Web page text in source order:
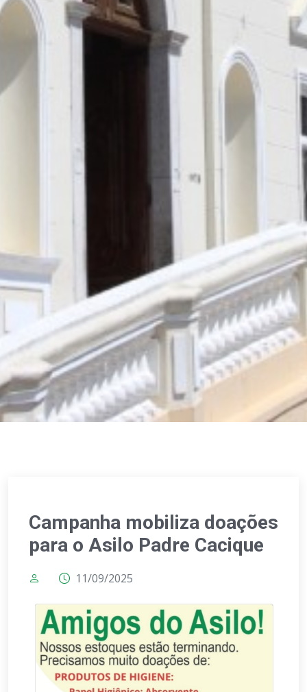
Campanha mobiliza doações
para o Asilo Padre Cacique
11/09/2025